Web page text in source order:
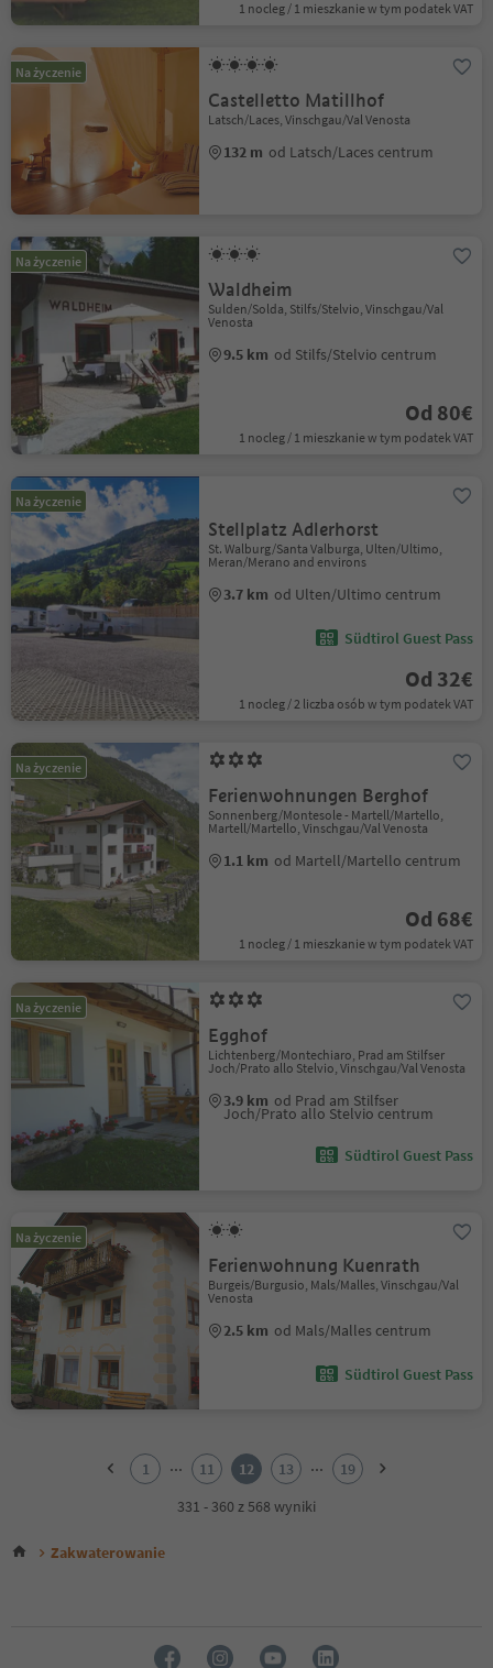
1 nocleg / 1 mieszkanie w tym podatek VAT
Na życzenie
Castelletto Matillhof
Latsch/Laces, Vinschgau/Val Venosta
132 m od Latsch/Laces centrum
Na życzenie
Waldheim
Sulden/Solda, Stilfs/Stelvio, Vinschgau/Val
Venosta
9.5 km od Stilfs/Stelvio centrum
Od 80€
1 nocleg / 1 mieszkanie w tym podatek VAT
Na życzenie
Stellplatz Adlerhorst
St. Walburg/Santa Valburga, Ulten/Ultimo,
Meran/Merano and environs
3.7 km od Ulten/Ultimo centrum
Südtirol Guest Pass
Od 32€
1 nocleg / 2 liczba osób w tym podatek VAT
Na życzenie
Ferienwohnungen Berghof
Sonnenberg/Montesole - Martell/Martello,
Martell/Martello, Vinschgau/Val Venosta
1.1 km od Martell/Martello centrum
Od 68€
1 nocleg / 1 mieszkanie w tym podatek VAT
Na życzenie
Egghof
Lichtenberg/Montechiaro, Prad am Stilfser
Joch/Prato allo Stelvio, Vinschgau/Val Venosta
3.9 km od Prad am Stilfser
Joch/Prato allo Stelvio centrum
Südtirol Guest Pass
Na życzenie
Ferienwohnung Kuenrath
Burgeis/Burgusio, Mals/Malles, Vinschgau/Val
Venosta
2.5 km od Mals/Malles centrum
Südtirol Guest Pass
6
1 ... 11 12 13 ...
19
331 - 360 z 568 wyniki
Zakwaterowanie